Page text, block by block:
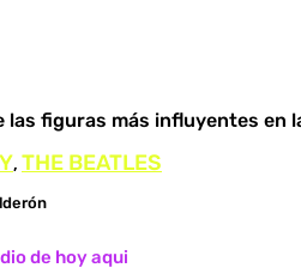
figuras más influyentes en
, THE BEATLES
de hoy aqui